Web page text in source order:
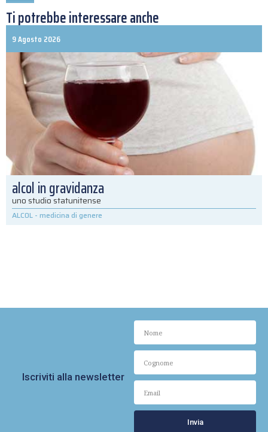
Ti potrebbe interessare anche
9 Agosto 2026
alcol in gravidanza
uno studio statunitense
ALCOL - medicina di genere
Iscriviti alla newsletter
Invia